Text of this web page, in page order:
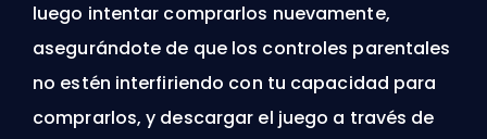
luego intentar comprarlos nuevamente,
asegurándote de que los controles parentales
no estén interfiriendo con tu capacidad para
comprarlos, y descargar el juego a través de